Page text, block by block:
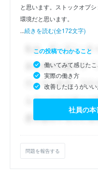
と思います。ストックオプ
環境だと思います。
...続きを読む(全172文字)
この投稿でわかること
働いてみて感じたこ
実際の働き方
改善したほうがいい
社員の本
問題を報告する